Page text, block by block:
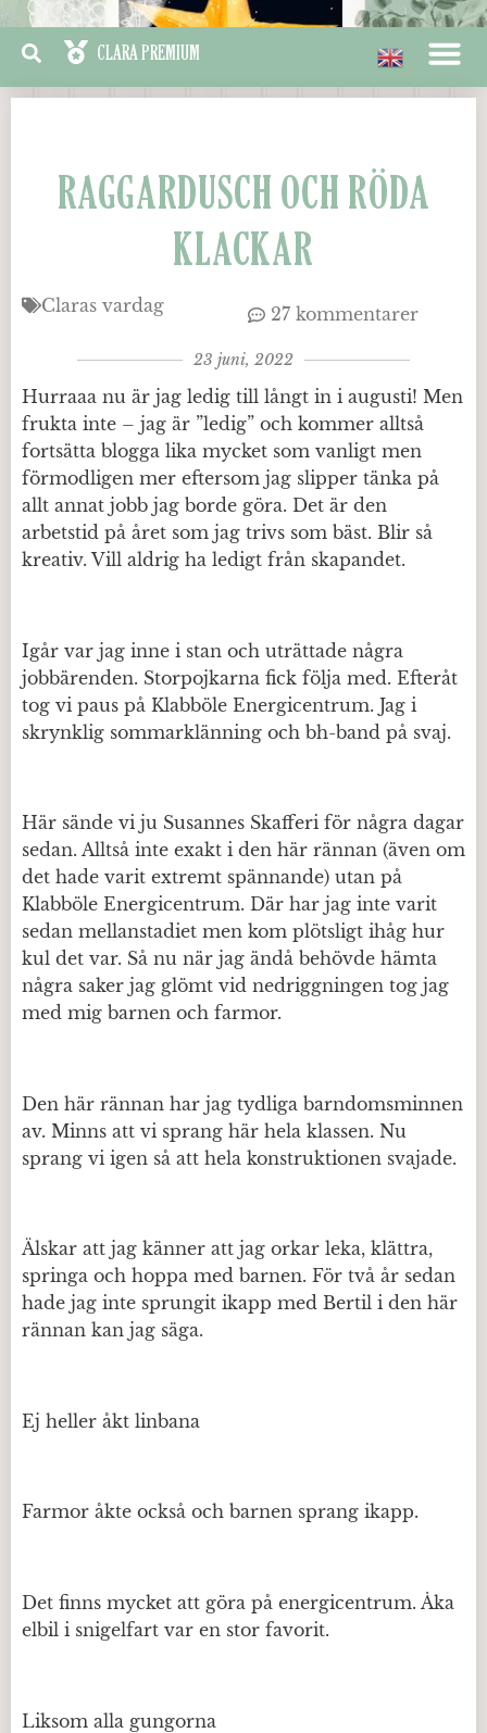
RAGGARDUSCH OCH RÖDA
KLACKAR
Claras vardag 27 kommentarer
23 juni, 2022
Hurraaa nu är jag ledig till långt in i augusti! Men
frukta inte – jag är ”ledig” och kommer alltså
fortsätta blogga lika mycket som vanligt men
förmodligen mer eftersom jag slipper tänka på
allt annat jobb jag borde göra. Det är den
arbetstid på året som jag trivs som bäst. Blir så
kreativ. Vill aldrig ha ledigt från skapandet.
Igår var jag inne i stan och uträttade några
jobbärenden. Storpojkarna fick följa med. Efteråt
tog vi paus på Klabböle Energicentrum. Jag i
skrynklig sommarklänning och bh-band på svaj.
Här sände vi ju Susannes Skafferi för några dagar
sedan. Alltså inte exakt i den här rännan (även om
det hade varit extremt spännande) utan på
Klabböle Energicentrum. Där har jag inte varit
sedan mellanstadiet men kom plötsligt ihåg hur
kul det var. Så nu när jag ändå behövde hämta
några saker jag glömt vid nedriggningen tog jag
med mig barnen och farmor.
Den här rännan har jag tydliga barndomsminnen
av. Minns att vi sprang här hela klassen. Nu
sprang vi igen så att hela konstruktionen svajade.
Älskar att jag känner att jag orkar leka, klättra,
springa och hoppa med barnen. För två år sedan
hade jag inte sprungit ikapp med Bertil i den här
rännan kan jag säga.
Ej heller åkt linbana
Farmor åkte också och barnen sprang ikapp.
Det finns mycket att göra på energicentrum. Åka
elbil i snigelfart var en stor favorit.
Liksom alla gungorna